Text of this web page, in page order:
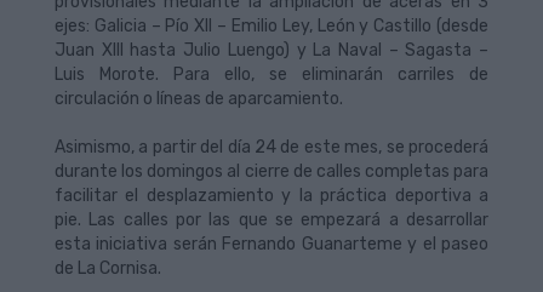
ejes: Galicia – Pío XII – Emilio Ley, León y Castillo (desde
Juan XIII hasta Julio Luengo) y La Naval – Sagasta –
Luis Morote. Para ello, se eliminarán carriles de
circulación o líneas de aparcamiento.
Asimismo, a partir del día 24 de este mes, se procederá
durante los domingos al cierre de calles completas para
facilitar el desplazamiento y la práctica deportiva a
pie. Las calles por las que se empezará a desarrollar
esta iniciativa serán Fernando Guanarteme y el paseo
de La Cornisa.